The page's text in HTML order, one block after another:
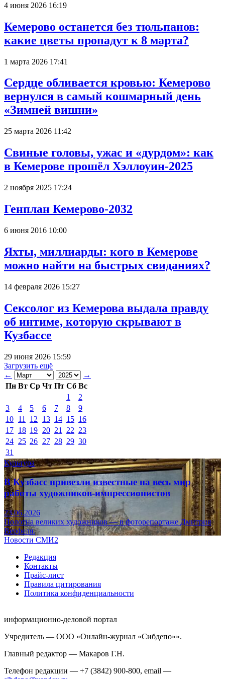
4 июня 2026 16:19
Кемерово останется без тюльпанов:
какие цветы пропадут к 8 марта?
1 марта 2026 17:41
Сердце обливается кровью: Кемерово
вернулся в самый кошмарный день
«Зимней вишни»
25 марта 2026 11:42
Свиные головы, ужас и «дурдом»: как
в Кемерове прошёл Хэллоуин-2025
2 ноября 2025 17:24
Генплан Кемерово-2032
6 июня 2016 10:00
Яхты, миллиарды: кого в Кемерове
можно найти на быстрых свиданиях?
14 февраля 2026 15:27
Сексолог из Кемерова выдала правду
об интиме, которую скрывают в
Кузбассе
29 июня 2026 15:59
Загрузить ещё
←
→
Пн Вт Ср Чт Пт Сб Вс
1
2
3
4 5 6 7 8
9
10 11 12 13 14 15 16
17 18 19 20 21 22 23
24 25 26 27 28 29 30
31
Культура
В Кузбасс привезли известные на весь мир
работы художников-импрессионистов
23.06.2026
Полотна великих художников — в фоторепортаже Дмитрия
Верфеля.
Новости СМИ2
Редакция
Контакты
Прайс-лист
Правила цитирования
Политика конфиденциальности
информационно-деловой портал
Учредитель — ООО «Онлайн-журнал «Сибдепо»».
Главный редактор — Макаров Г.Н.
Телефон редакции — +7 (3842) 900-800, email —